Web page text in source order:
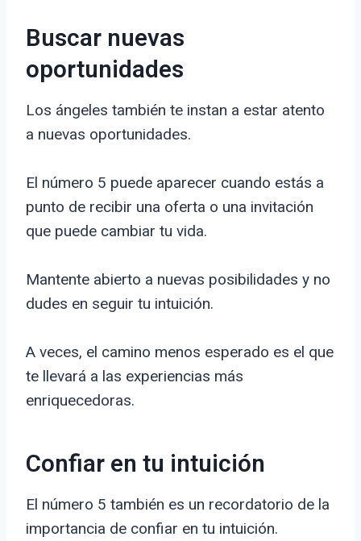
Buscar nuevas
oportunidades
Los ángeles también te instan a estar atento
a nuevas oportunidades.
El número 5 puede aparecer cuando estás a
punto de recibir una oferta o una invitación
que puede cambiar tu vida.
Mantente abierto a nuevas posibilidades y no
dudes en seguir tu intuición.
A veces, el camino menos esperado es el que
te llevará a las experiencias más
enriquecedoras.
Confiar en tu intuición
El número 5 también es un recordatorio de la
importancia de confiar en tu intuición.